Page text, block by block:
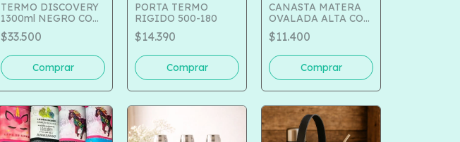
TERMO DISCOVERY
1300ml NEGRO COD
850-17076
$33.500
PORTA TERMO
RIGIDO 500-180
$14.390
CANASTA MATERA
OVALADA ALTA COD
150-04
$11.400